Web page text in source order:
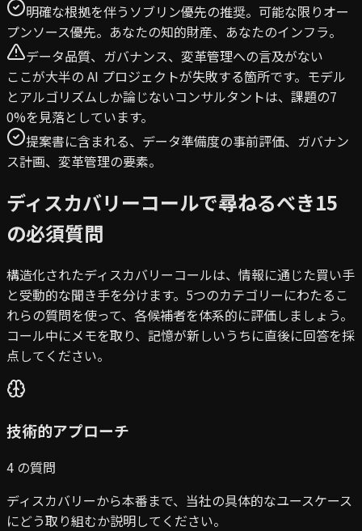
明確な根拠を伴うソブリン優先の推奨。可能な限りオー
プンソース優先。あなたの知的財産、あなたのインフラ。
データ品質、ガバナンス、変革管理への言及がない
ここが大半の AI プロジェクトが失敗する箇所です。モデル
とアルゴリズムしか論じないコンサルタントは、課題の7
0%を見落としています。
提案書に含まれる、データ準備度の事前評価、ガバナン
ス計画、変革管理の要素。
ディスカバリーコールで尋ねるべき15
の必須質問
構造化されたディスカバリーコールは、情報に通じた買い手
と受動的な聞き手を分けます。5つのカテゴリーにわたるこ
れらの質問を使って、各候補者を体系的に評価しましょう。
コール中にメモを取り、記憶が新しいうちに直後に回答を採
点してください。
技術的アプローチ
4 の質問
ディスカバリーから本番まで、当社の具体的なユースケース
にどう取り組むか説明してください。